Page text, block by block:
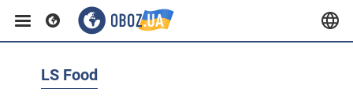
LS Food